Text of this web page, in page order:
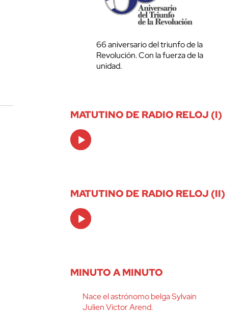
66 aniversario del triunfo de la
Revolución. Con la fuerza de la
unidad.
MATUTINO DE RADIO RELOJ (I)
Audio
Player
MATUTINO DE RADIO RELOJ (II)
Audio
Player
MINUTO A MINUTO
Nace el astrónomo belga Sylvain
Julien Victor Arend.